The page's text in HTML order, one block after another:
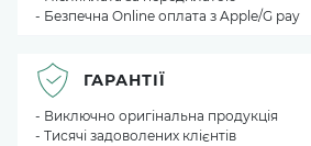
- Безпечна Online оплата з Apple/G pay
ГАРАНТІЇ
- Виключно оригінальна продукція
- Тисячі задоволених клієнтів